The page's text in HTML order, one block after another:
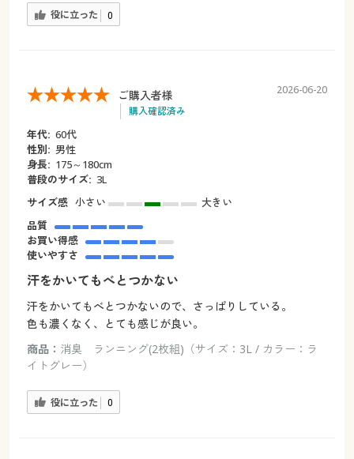
役に立った 0
ご購入者様
購入確認済み
2026-06-20
年代: 60代
性別: 男性
身長: 175～180cm
普段のサイズ: 3L
サイズ感 小さい
大きい
品質
お買い得感
使いやすさ
汗をかいてもべとつかない
汗をかいてもべとつかないので、さっぱりしている。
色も濃くなく、とても感じが良い。
商品： 消臭 ランニング(2枚組)（サイズ：3L / カラー：ラ
イトグレー）
役に立った 0